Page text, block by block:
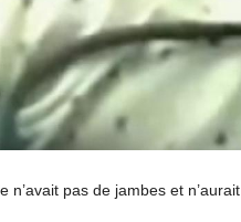
n’avait pas de jambes et n’aurait